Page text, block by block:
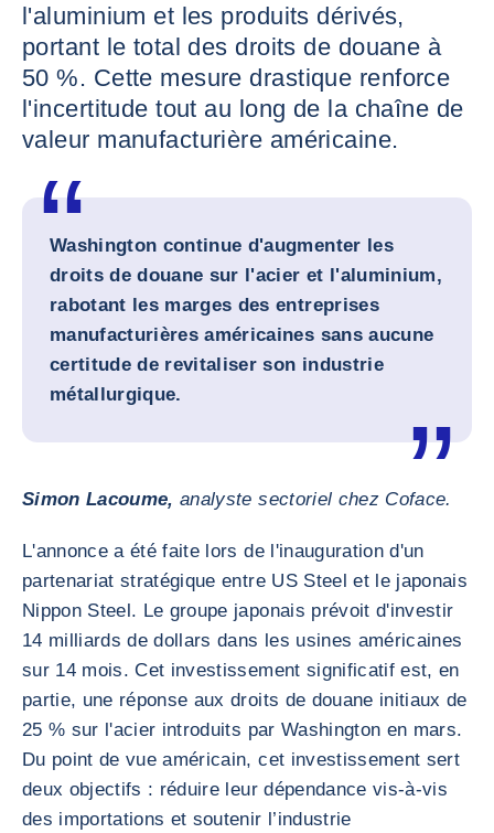
l'aluminium et les produits dérivés,
portant le total des droits de douane à
50 %. Cette mesure drastique renforce
l'incertitude tout au long de la chaîne de
valeur manufacturière américaine.
Washington continue d'augmenter les
droits de douane sur l'acier et l'aluminium,
rabotant les marges des entreprises
manufacturières américaines sans aucune
certitude de revitaliser son industrie
métallurgique.
Simon Lacoume,analyste sectoriel chez Coface.
L'annonce a été faite lors de l'inauguration d'un
partenariat stratégique entre US Steel et le japonais
Nippon Steel. Le groupe japonais prévoit d'investir
14 milliards de dollars dans les usines américaines
sur 14 mois. Cet investissement significatif est, en
partie, une réponse aux droits de douane initiaux de
25 % sur l'acier introduits par Washington en mars.
Du point de vue américain, cet investissement sert
deux objectifs : réduire leur dépendance vis-à-vis
des importations et soutenir l’industrie